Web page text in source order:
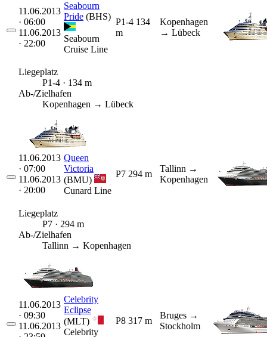
11.06.2013
· 06:00
11.06.2013
· 22:00
Seabourn
Pride (BHS)
Seabourn
Cruise Line
P1-4 134
m
Kopenhagen
→ Lübeck
Liegeplatz
P1-4 · 134 m
Ab-/Zielhafen
Kopenhagen → Lübeck
11.06.2013
· 07:00
11.06.2013
· 20:00
Queen
Victoria
(BMU)
Cunard Line
P7 294 m
Tallinn →
Kopenhagen
Liegeplatz
P7 · 294 m
Ab-/Zielhafen
Tallinn → Kopenhagen
11.06.2013
· 09:30
11.06.2013
Celebrity
Eclipse
(MLT)
Celebrity
P8 317 m
Bruges →
Stockholm